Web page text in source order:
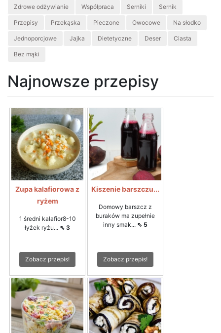
Zdrowe odżywianie Współpraca Serniki Sernik
Przepisy Przekąska Pieczone Owocowe Na słodko
Jednoporcjowe Jajka Dietetyczne Deser Ciasta
Bez mąki
Najnowsze przepisy
Zupa kalafiorowa z
ryżem
1 średni kalafior8-10
łyżek ryżu... ⇖ 3
Zobacz przepis!
Kiszenie barszczu...
Domowy barszcz z
buraków ma zupełnie
inny smak... ⇖ 5
Zobacz przepis!